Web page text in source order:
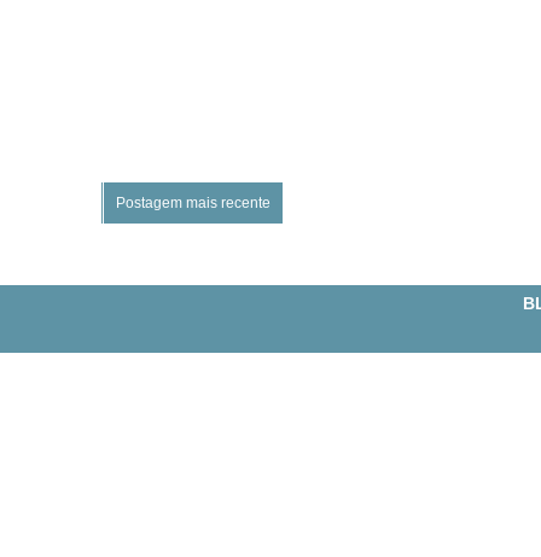
Postagem mais recente